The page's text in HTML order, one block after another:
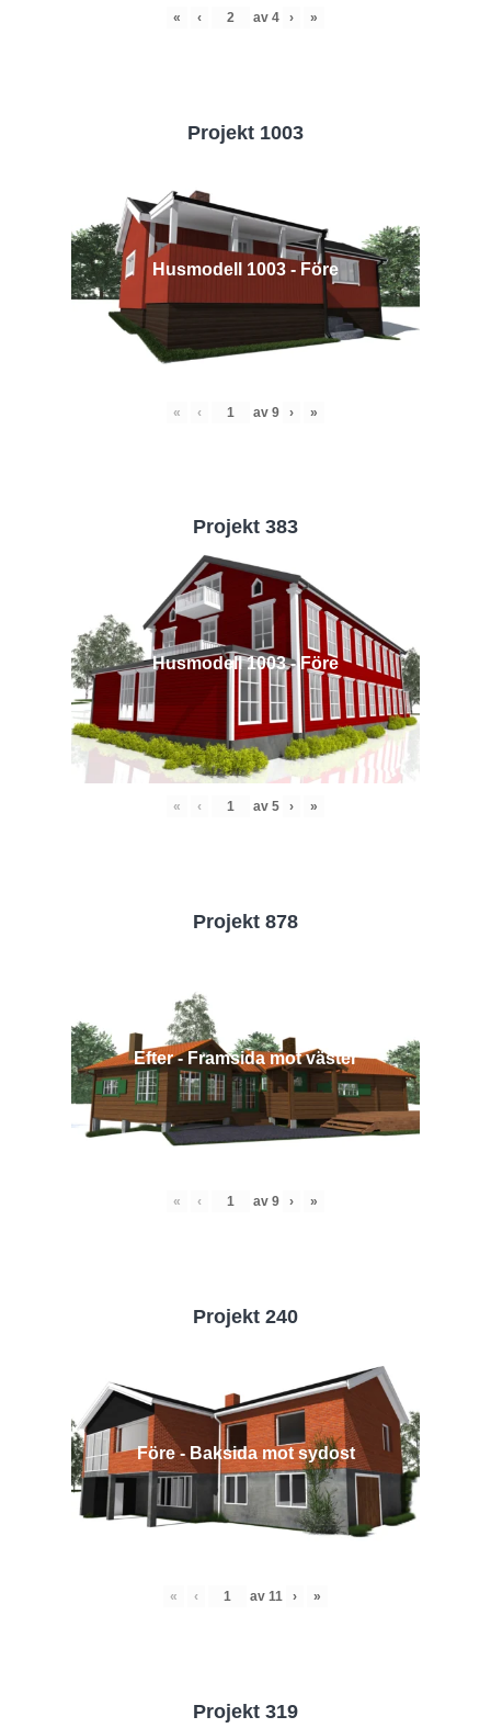
« ‹ av 4 › »
Projekt 1003
Husmodell 1003 - Före
« ‹ av 9 › »
Projekt 383
Husmodell 1003 - Före
« ‹ av 5 › »
Projekt 878
Efter - Framsida mot väster
« ‹ av 9 › »
Projekt 240
Före - Baksida mot sydost
« ‹ av 11 › »
Projekt 319